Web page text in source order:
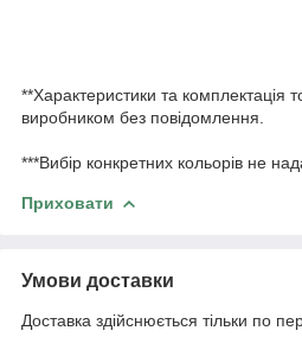
**Характеристики та комплектація
виробником без повідомлення.
***Вибір конкретних кольорів не
Приховати
Умови доставки
Доставка здійснюється тільки по